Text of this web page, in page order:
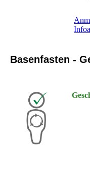
Basenfasten -